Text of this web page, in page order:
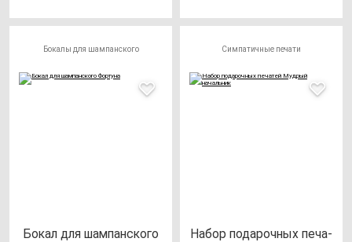
Бокалы для шампанского
Бокал для шам­пан­ско­го
Симпатичные печати
Набор по­да­роч­ных пе­ча­